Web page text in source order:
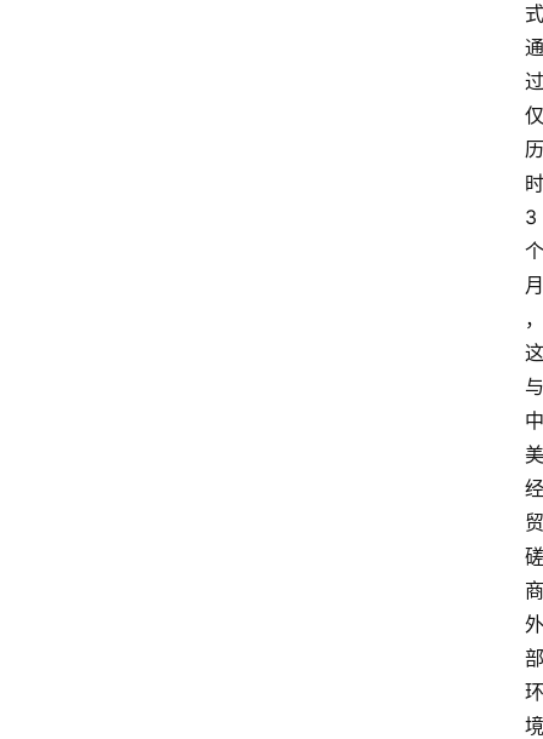
式
通
过
仅
历
时
3
个
月
，
这
与
中
美
经
贸
磋
商
外
部
环
境